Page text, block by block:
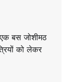
बस जोशीमठ
को लेकर